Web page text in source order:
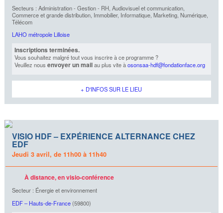
Secteurs : Administration - Gestion - RH, Audiovisuel et communication,
Commerce et grande distribution, Immobilier, Informatique, Marketing, Numérique,
Télécom
LAHO métropole Lilloise
Inscriptions terminées.
Vous souhaitez malgré tout vous inscrire à ce programme ?
Veuillez nous envoyer un mailau plus vite àosonsaa-hdf@fondationface.org
+ D'INFOS SUR LE LIEU
VISIO HDF – EXPÉRIENCE ALTERNANCE CHEZ
EDF
Jeudi 3 avril, de 11h00 à 11h40
À distance, en visio-conférence
Secteur : Énergie et environnement
EDF – Hauts-de-France (59800)